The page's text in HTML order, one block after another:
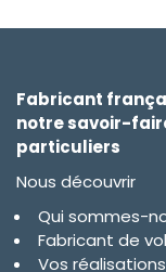
Fabricant
notre savoir-
particuliers
Nous découvrir
Qui sommes-
Fabricant de
Vos réalisations